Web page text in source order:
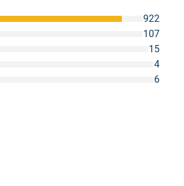
6
4
15
107
922